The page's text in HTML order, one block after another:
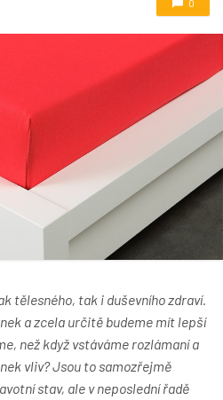
0
tělesného, tak i duševního zdraví.
a zcela určitě budeme mít lepší
než když vstáváme rozlámaní a
vliv? Jsou to samozřejmě
stav, ale v neposlední řadě